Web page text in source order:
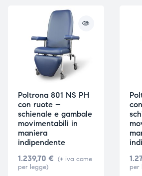
Poltrona 801 NS PH
con ruote –
schienale e gambale
movimentabili in
maniera
indipendente
1.239,70 € (+ iva come
per legge)
per